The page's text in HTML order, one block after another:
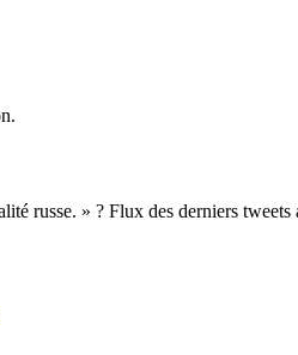
russe. » ? Flux des derniers